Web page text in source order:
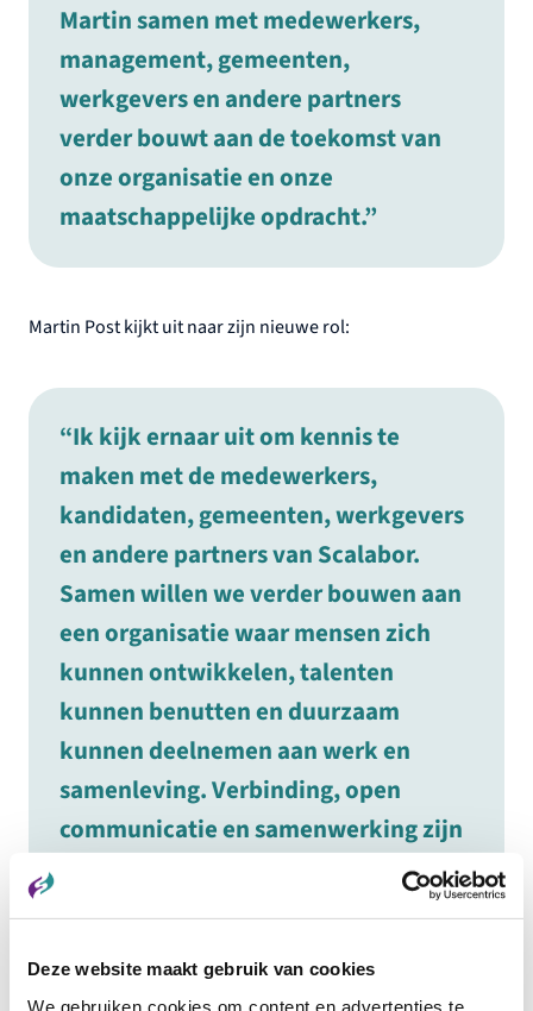
Deze website maakt gebruik van cookies
We gebruiken cookies om content en advertenties te
Martin samen met medewerkers,
management, gemeenten,
werkgevers en andere partners
verder bouwt aan de toekomst van
onze organisatie en onze
maatschappelijke opdracht.”
Martin Post kijkt uit naar zijn nieuwe rol:
“Ik kijk ernaar uit om kennis te
maken met de medewerkers,
kandidaten, gemeenten, werkgevers
en andere partners van Scalabor.
Samen willen we verder bouwen aan
een organisatie waar mensen zich
kunnen ontwikkelen, talenten
kunnen benutten en duurzaam
kunnen deelnemen aan werk en
samenleving. Verbinding, open
communicatie en samenwerking zijn
uitgangspunten. Door oog te hebben
kunnen we maatschappelijke én